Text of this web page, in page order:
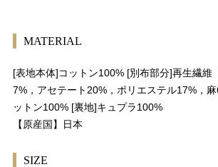
MATERIAL
[表地本体]コットン100% [別布部分]再生繊維
7%，アセテート20%，ポリエステル17%，
ットン100% [裏地]キュプラ100%
【原産国】日本
SIZE